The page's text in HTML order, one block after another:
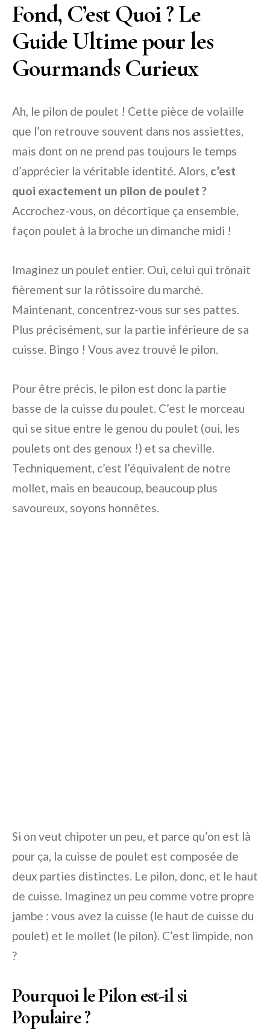
Fond, C’est Quoi ? Le
Guide Ultime pour les
Gourmands Curieux
Ah, le pilon de poulet ! Cette pièce de volaille
que l’on retrouve souvent dans nos assiettes,
mais dont on ne prend pas toujours le temps
d’apprécier la véritable identité. Alors, c’est
quoi exactement un pilon de poulet ?
Accrochez-vous, on décortique ça ensemble,
façon poulet à la broche un dimanche midi !
Imaginez un poulet entier. Oui, celui qui trônait
fièrement sur la rôtissoire du marché.
Maintenant, concentrez-vous sur ses pattes.
Plus précisément, sur la partie inférieure de sa
cuisse. Bingo ! Vous avez trouvé le pilon.
Pour être précis, le pilon est donc la partie
basse de la cuisse du poulet. C’est le morceau
qui se situe entre le genou du poulet (oui, les
poulets ont des genoux !) et sa cheville.
Techniquement, c’est l’équivalent de notre
mollet, mais en beaucoup, beaucoup plus
savoureux, soyons honnêtes.
Si on veut chipoter un peu, et parce qu’on est là
pour ça, la cuisse de poulet est composée de
deux parties distinctes. Le pilon, donc, et le haut
de cuisse. Imaginez un peu comme votre propre
jambe : vous avez la cuisse (le haut de cuisse du
poulet) et le mollet (le pilon). C’est limpide, non
?
Pourquoi le Pilon est-il si
Populaire ?